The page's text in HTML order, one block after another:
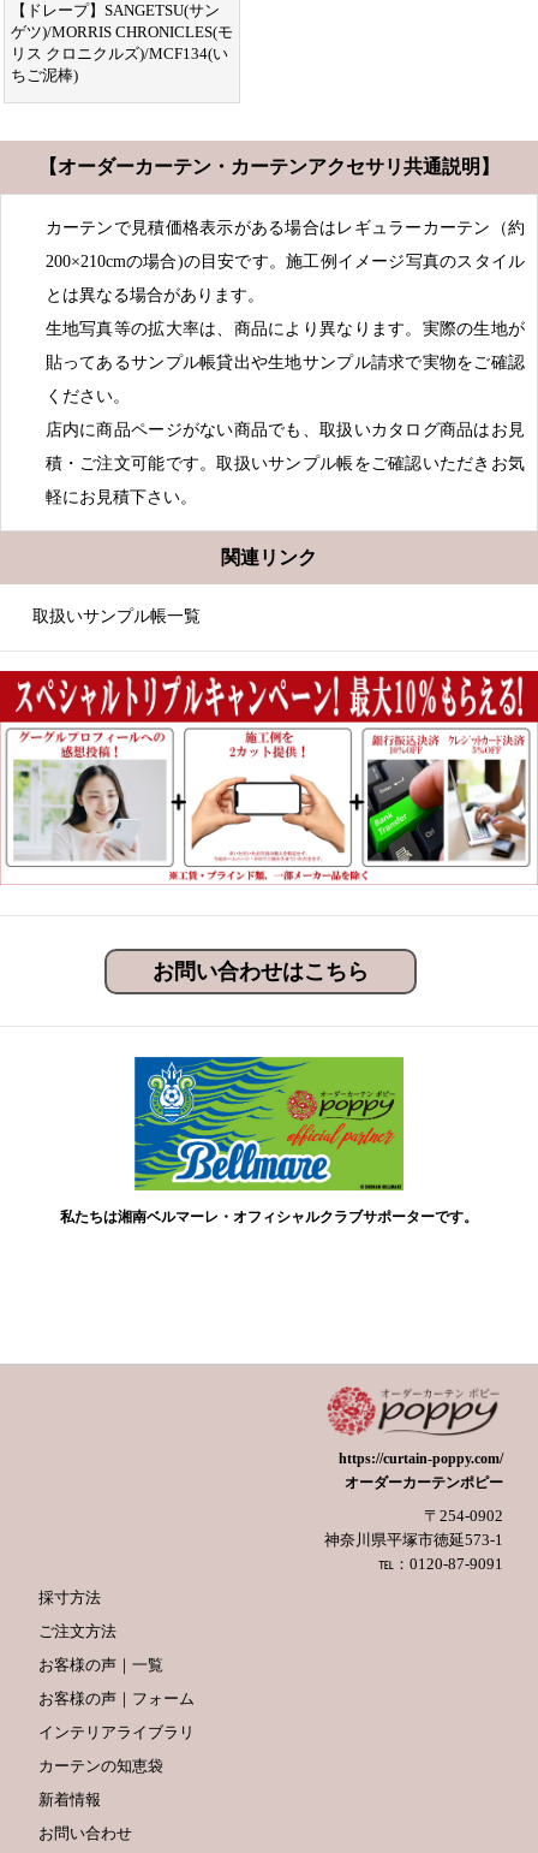
【ドレープ】SANGETSU(サン
ゲツ)/MORRIS CHRONICLES(モ
リス クロニクルズ)/MCF134(い
ちご泥棒)
【オーダーカーテン・カーテンアクセサリ共通説明】
カーテンで見積価格表示がある場合はレギュラーカーテン（約
200×210cmの場合)の目安です。施工例イメージ写真のスタイル
とは異なる場合があります。
生地写真等の拡大率は、商品により異なります。実際の生地が
貼ってあるサンプル帳貸出や生地サンプル請求で実物をご確認
ください。
店内に商品ページがない商品でも、取扱いカタログ商品はお見
積・ご注文可能です。取扱いサンプル帳をご確認いただきお気
軽にお見積下さい。
関連リンク
取扱いサンプル帳一覧
お問い合わせはこちら
私たちは湘南ベルマーレ・オフィシャルクラブサポーターです。
https://curtain-poppy.com/
オーダーカーテンポピー
〒254-0902
神奈川県平塚市徳延573-1
℡：0120-87-9091
採寸方法
ご注文方法
お客様の声｜一覧
お客様の声｜フォーム
インテリアライブラリ
カーテンの知恵袋
新着情報
お問い合わせ